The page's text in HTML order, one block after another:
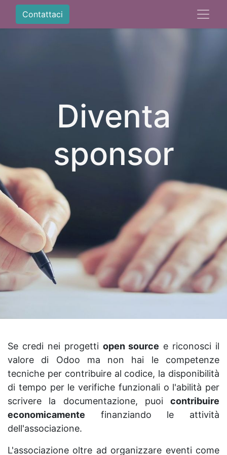
Contattaci
Diventa
sponsor​
Se credi nei progetti open source e riconosci il
valore di Odoo ma non hai le competenze
tecniche per contribuire al codice, la disponibilità
di tempo per le verifiche funzionali o l'abilità per
scrivere la documentazione, puoi contribuire
economicamente finanziando le attività
dell'associazione.
L'associazione oltre ad organizzare eventi come